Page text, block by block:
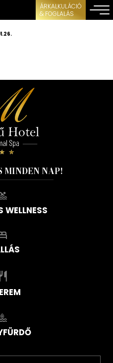
ÁRKALKULÁCIÓ
& FOGLALÁS
MINDEN NAP!
WELLNESS